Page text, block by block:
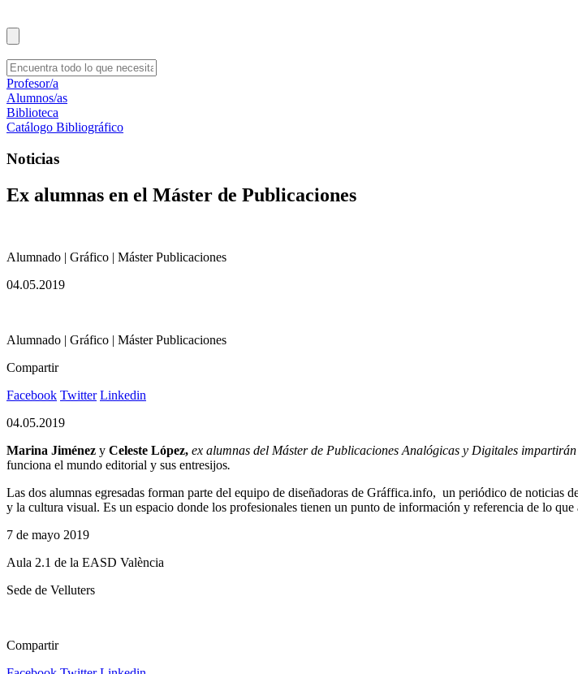
Profesor/a
Alumnos/as
Biblioteca
Catálogo Bibliográfico
Noticias
Ex alumnas en el Máster de Publicaciones
Alumnado | Gráfico | Máster Publicaciones
04.05.2019
Alumnado | Gráfico | Máster Publicaciones
Compartir
Facebook Twitter Linkedin
04.05.2019
Marina Jiménez y Celeste López, ex alumnas del Máster de Publicaciones Analógicas y Digitales impartirán
funciona el mundo editorial y sus entresijos.
Las dos alumnas egresadas forman parte del equipo de diseñadoras de Gráffica.info, un periódico de
y la cultura visual. Es un espacio donde los profesionales tienen un punto de información y referencia de lo que
7 de mayo 2019
Aula 2.1 de la EASD València
Sede de Velluters
Compartir